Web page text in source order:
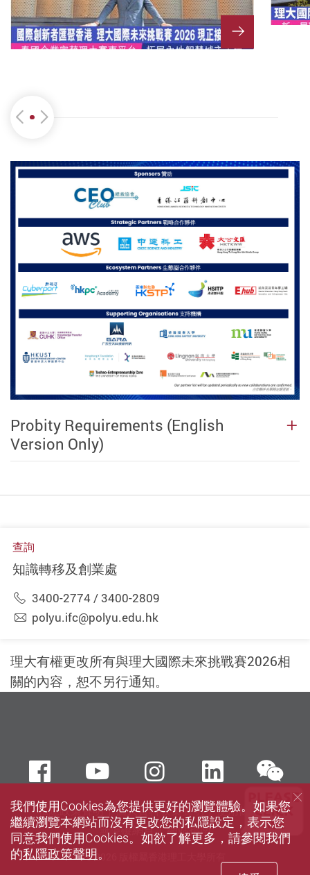
Probity Requirements (English
Version Only)
查詢
知識轉移及創業處
3400-2774 / 3400-2809
polyu.ifc@polyu.edu.hk
理大有權更改所有與理大國際未來挑戰賽2026相
關的內容，恕不另行通知。
私隱政策聲明 個人資料收集聲明
使用條款
無障礙網頁
網站指南
© 2026 版權屬香港理工大學所有
FacebookYoutubeinstagramLinkedIn
我們使用Cookies為您提供更好的瀏覽體驗。如果您
繼續瀏覽本網站而沒有更改您的私隱設定，表示您
同意我們使用Cookies。如欲了解更多，請參閱我們
的私隱政策聲明。